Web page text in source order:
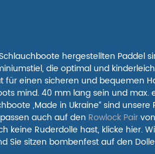
hergestellten Paddel
die optimal und
für einen sicheren und bequemen
mind. 40 mm lang sein und max.
„Made in Ukraine“ sind
auch auf den Rowlock Pair
keine Ruderdolle hast, klicke hier.
Sie sitzen bombenfest auf den